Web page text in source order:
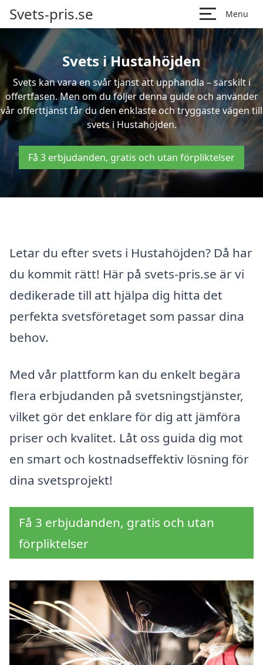
Svets-pris.se Menu
Svets i Hustahöjden
Svets kan vara en svår tjänst att upphandla – särskilt i
offertfasen. Men om du följer denna guide och använder
vår offerttjänst får du den enklaste och tryggaste vägen till
svets i Hustahöjden.
Få 3 erbjudanden, gratis och utan förpliktelser
Letar du efter svets i Hustahöjden? Då har
du kommit rätt! Här på svets-pris.se är vi
dedikerade till att hjälpa dig hitta det
perfekta svetsföretaget som passar dina
behov.
Med vår plattform kan du enkelt begära
flera erbjudanden på svetsningstjänster,
vilket gör det enklare för dig att jämföra
priser och kvalitet. Låt oss guida dig mot
en smart och kostnadseffektiv lösning för
dina svetsprojekt!
Få 3 erbjudanden, gratis och utan
förpliktelser